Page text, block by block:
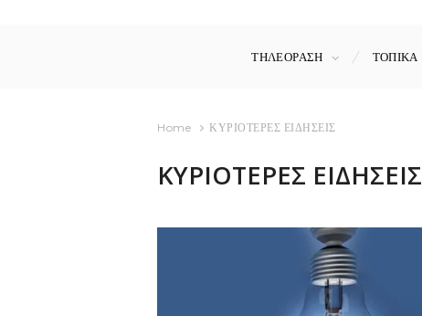
ΤΗΛΕΟΡΑΣΗ ΤΟΠΙΚΑ
Home ΚΥΡΙΟΤΕΡΕΣ ΕΙΔΗΣΕΙΣ
ΚΥΡΙΟΤΕΡΕΣ ΕΙΔΗΣΕΙΣ